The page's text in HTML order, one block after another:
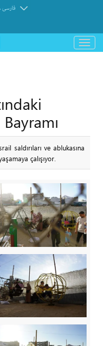
فارسی
باز
و
saldırıları ve ablukasına
çalışıyor.